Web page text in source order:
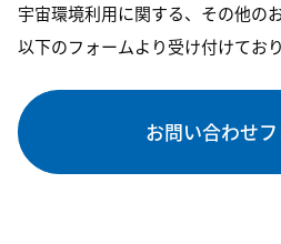
宇宙環境利用に関する、その他の
以下のフォームより受け付けており
お問い合わせ